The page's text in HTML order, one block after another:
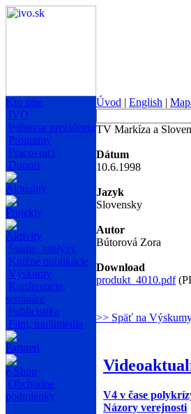
Kto sme
IVO
Príhovor prezidenta
Programy
Pracovníci
Donori
Aktuality
Projekty
Aktivity
Štúdie, analýzy
Knižné publikácie
Výskumy
Konferencie,
semináre
Publicistika
Film, multimedia
Partneri
e-Shop
Obchodné
podmienky
Úvod | English |
TV Markíza a
Dátum
10.6.1998
Jazyk
Slovensky
Autor
Bútorová Zora
Download
produkt_4010.pdf
>> Späť na
V4 v čase
Názory verejnosti